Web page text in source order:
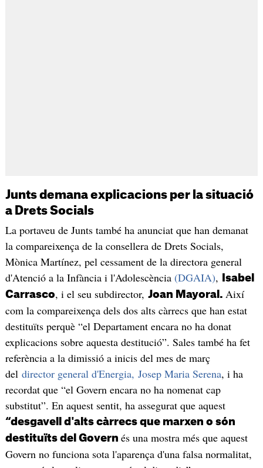
Junts demana explicacions per la situació
a Drets Socials
La portaveu de Junts també ha anunciat que han demanat
la compareixença de la consellera de Drets Socials,
Mònica Martínez, pel cessament de la directora general
d'Atenció a la Infància i l'Adolescència (DGAIA),
Isabel
Carrasco, i el seu subdirector, Joan Mayoral. Així
com la compareixença dels dos alts càrrecs que han estat
destituïts perquè “el Departament encara no ha donat
explicacions sobre aquesta destitució”. Sales també ha fet
referència a la dimissió a inicis del mes de març
del director general d'Energia, Josep Maria Serena, i ha
recordat que “el Govern encara no ha nomenat cap
substitut”. En aquest sentit, ha assegurat que aquest
“desgavell d'alts càrrecs que marxen o són
destituïts del Govern és una mostra més que aquest
Govern no funciona sota l'aparença d'una falsa normalitat,